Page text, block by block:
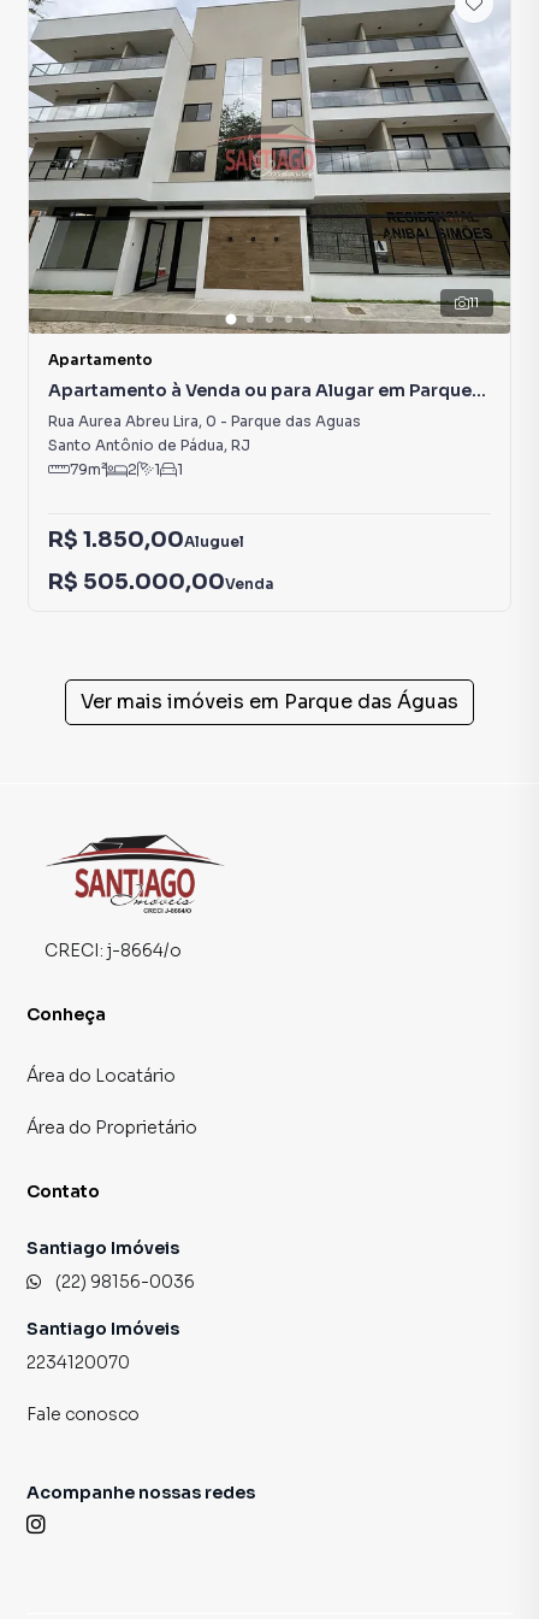
11
Apartamento
Apartamento à Venda ou para Alugar em Parque
das Aguas
Rua Aurea Abreu Lira, 0 - Parque das Aguas
Santo Antônio de Pádua, RJ
79m² 2 1 1
R$ 1.850,00Aluguel
R$ 505.000,00Venda
Ver mais imóveis em Parque das Águas
CRECI: j-8664/o
Conheça
Área do Locatário
Área do Proprietário
Contato
Santiago Imóveis
(22) 98156-0036
Santiago Imóveis
2234120070
Fale conosco
Acompanhe nossas redes